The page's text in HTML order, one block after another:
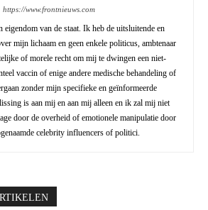
https://www.frontnieuws.com
eigendom van de staat. Ik heb de uitsluitende en
mijn lichaam en geen enkele politicus, ambtenaar
of morele recht om mij te dwingen een niet-
vaccin of enige andere medische behandeling of
zonder mijn specifieke en geïnformeerde
is aan mij en aan mij alleen en ik zal mij niet
door de overheid of emotionele manipulatie door
celebrity influencers of politici.